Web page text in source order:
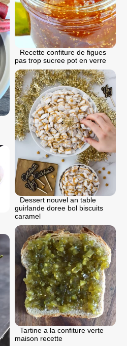
Recette confiture de figues
pas trop sucree pot en verre
Dessert nouvel an table
guirlande doree bol biscuits
caramel
Tartine a la confiture verte
maison recette